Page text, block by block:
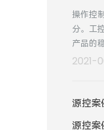
操作控
分。工
产品的
编为大
2021-